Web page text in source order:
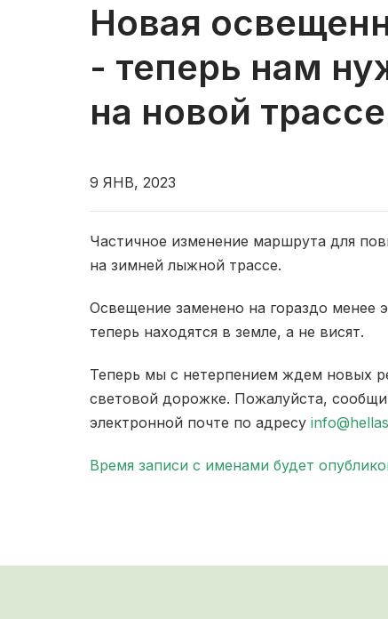
Новая
- теперь нам
на новой
9 ЯНВ, 2023
Частичное изменение маршрута для
на зимней лыжной трассе.
Освещение заменено на гораздо менее
теперь находятся в земле, а не висят.
Теперь мы с нетерпением ждем новых
световой дорожке. Пожалуйста,
электронной почте по адресу
Время записи с именами будет